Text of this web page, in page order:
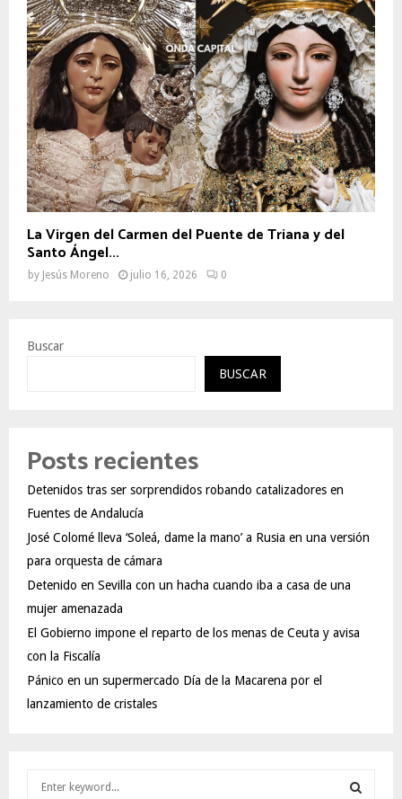
La Virgen del Carmen del Puente de Triana y del
Santo Ángel...
by Jesús Moreno julio 16, 2026 0
Buscar
BUSCAR
Posts recientes
Detenidos tras ser sorprendidos robando catalizadores en
Fuentes de Andalucía
José Colomé lleva ‘Soleá, dame la mano’ a Rusia en una versión
para orquesta de cámara
Detenido en Sevilla con un hacha cuando iba a casa de una
mujer amenazada
El Gobierno impone el reparto de los menas de Ceuta y avisa
con la Fiscalía
Pánico en un supermercado Día de la Macarena por el
lanzamiento de cristales